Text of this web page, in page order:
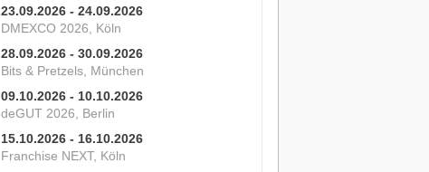
23.09.2026 - 24.09.2026
DMEXCO 2026, Köln
28.09.2026 - 30.09.2026
Bits & Pretzels, München
09.10.2026 - 10.10.2026
deGUT 2026, Berlin
15.10.2026 - 16.10.2026
Franchise NEXT, Köln